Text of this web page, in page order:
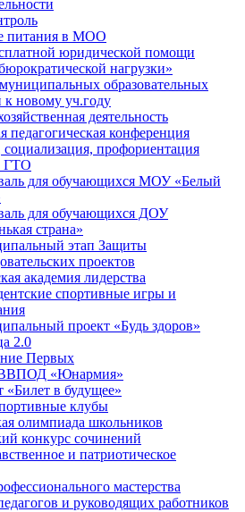
питания в МОО
юридической помощи
нагрузки»
образовательных
к новому уч.году
деятельность
педагогическая конференция
профориентация
для обучающихся МОУ «Белый
для обучающихся ДОУ
страна»
этап Защиты
проектов
академия лидерства
спортивные игры и
проект «Будь здоров»
2.0
Первых
«Юнармия»
«Билет в будущее»
клубы
олимпиада школьников
конкурс сочинений
и патриотическое
мастерства
и руководящих работников